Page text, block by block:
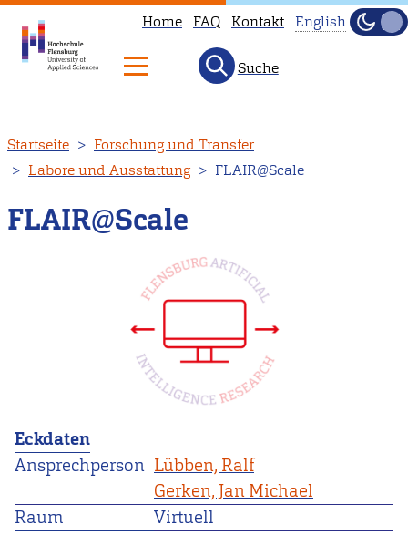
zum
Inhalt
Home FAQ Kontakt English
Hell
Suche
Startseite
Forschung und Transfer
Labore und Ausstattung
FLAIR@Scale
FLAIR@Scale
Eckdaten
Ansprechperson Lübben, Ralf
Gerken, Jan Michael
Raum
Virtuell